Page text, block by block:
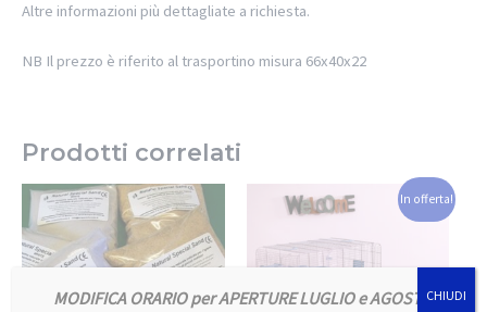
Altre informazioni più dettagliate a richiesta.
NB Il prezzo è riferito al trasportino misura 66x40x22
Prodotti correlati
In offerta!
MODIFICA ORARIO per APERTURE LUGLIO e AGOSTOCHIUDI